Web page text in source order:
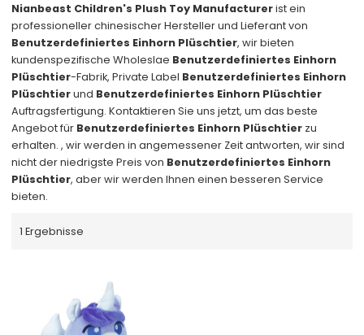
Nianbeast Children's Plush Toy Manufacturerist ein
professioneller chinesischer Hersteller und Lieferant von
Benutzerdefiniertes Einhorn Plüschtier, wir bieten
kundenspezifische Wholeslae Benutzerdefiniertes Einhorn
Plüschtier-Fabrik, Private Label Benutzerdefiniertes Einhorn
Plüschtierund Benutzerdefiniertes Einhorn Plüschtier
Auftragsfertigung. Kontaktieren Sie uns jetzt, um das beste
Angebot für Benutzerdefiniertes Einhorn Plüschtier zu
erhalten. , wir werden in angemessener Zeit antworten, wir sind
nicht der niedrigste Preis von Benutzerdefiniertes Einhorn
Plüschtier, aber wir werden Ihnen einen besseren Service
bieten.
1 Ergebnisse